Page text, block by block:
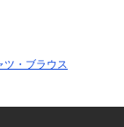
ツ・ブラウス